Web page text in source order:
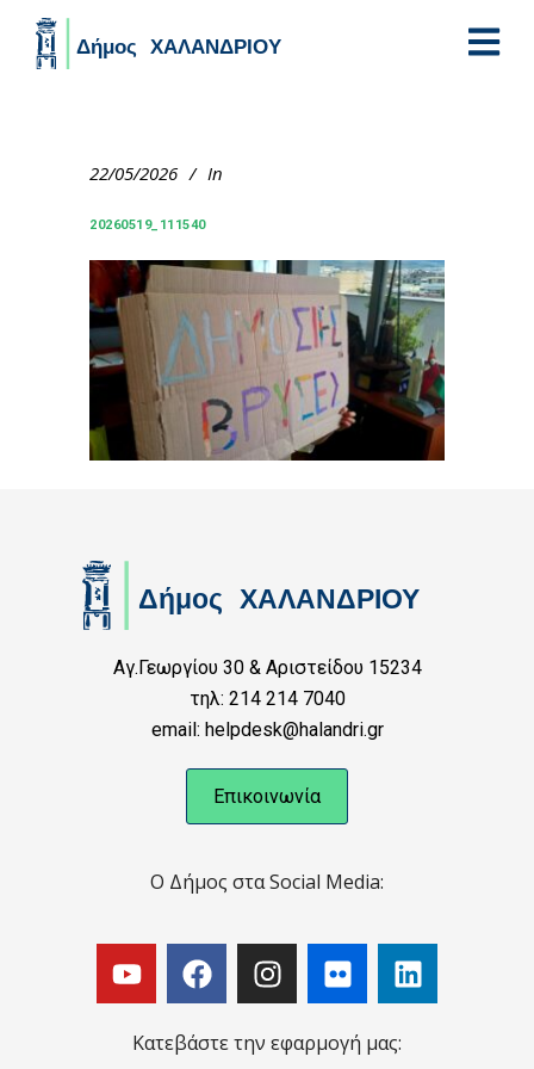
22/05/2026 In
20260519_111540
Αγ.Γεωργίου 30 & Αριστείδου 15234
τηλ: 214 214 7040
email: helpdesk@halandri.gr
Επικοινωνία
Ο Δήμος στα Social Media:
Κατεβάστε την εφαρμογή μας: